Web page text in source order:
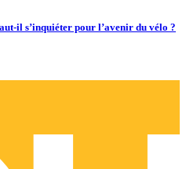
il s’inquiéter pour l’avenir du vélo ?